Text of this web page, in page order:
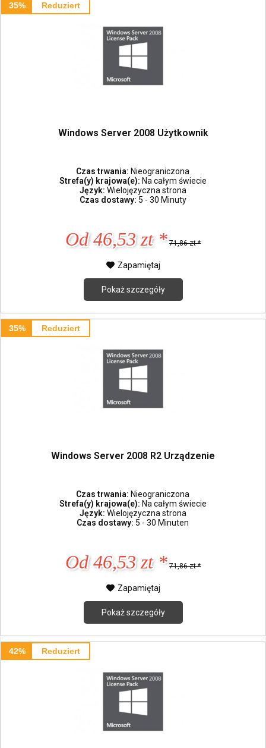
35% Reduziert
Windows Server 2008 Użytkownik
Czas trwania: Nieograniczona
Strefa(y) krajowa(e): Na całym świecie
Język: Wielojęzyczna strona
Czas dostawy: 5 - 30 Minuty
Od 46,53 zt * 71,86 zt *
Zapamiętaj
Pokaż szczegóły
35% Reduziert
Windows Server 2008 R2 Urządzenie
Czas trwania: Nieograniczona
Strefa(y) krajowa(e): Na całym świecie
Język: Wielojęzyczna strona
Czas dostawy: 5 - 30 Minuten
Od 46,53 zt * 71,86 zt *
Zapamiętaj
Pokaż szczegóły
42% Reduziert